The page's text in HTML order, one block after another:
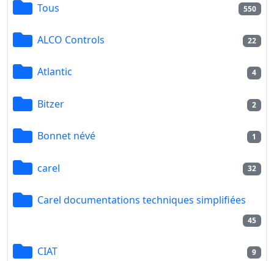
Tous 550
ALCO Controls 22
Atlantic 4
Bitzer 2
Bonnet névé 1
carel 32
Carel documentations techniques simplifiées
45
CIAT 9